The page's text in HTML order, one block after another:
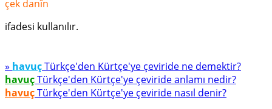
çek danîn
ifadesi kullanılır.
» havuçTürkçe'den Kürtçe'ye çeviride ne demektir?
havuçTürkçe'den Kürtçe'ye çeviride anlamı nedir?
havuçTürkçe'den Kürtçe'ye çeviride nasıl denir?